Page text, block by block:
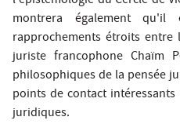
montrera également
rapprochements étroits
juriste francophone Chaïm
philosophiques de la pensée
points de contact
juridiques.